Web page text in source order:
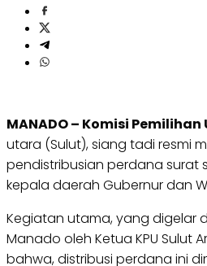
MANADO – Komisi Pemilihan
utara (Sulut), siang tadi resmi
pendistribusian perdana surat
kepala daerah Gubernur dan
Kegiatan utama, yang digelar
Manado oleh Ketua KPU Sulut
bahwa, distribusi perdana ini